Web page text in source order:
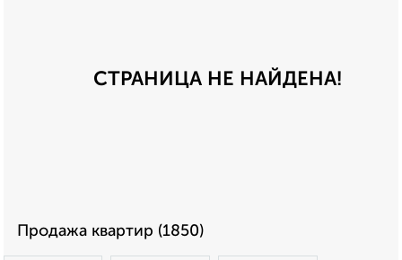
СТРАНИЦА НЕ НАЙДЕНА!
Продажа квартир (1850)